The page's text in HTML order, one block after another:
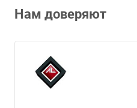
Нам доверяют